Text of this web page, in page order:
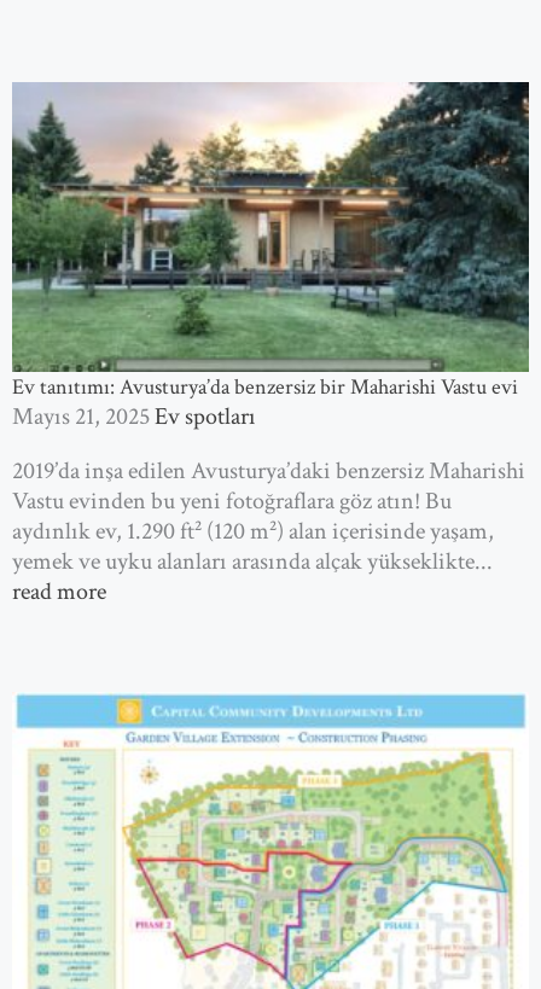
Ev tanıtımı: Avusturya’da benzersiz bir Maharishi Vastu evi
Mayıs 21, 2025Ev spotları
2019’da inşa edilen Avusturya’daki benzersiz Maharishi
Vastu evinden bu yeni fotoğraflara göz atın! Bu
aydınlık ev, 1.290 ft² (120 m²) alan içerisinde yaşam,
yemek ve uyku alanları arasında alçak yükseklikte...
read more